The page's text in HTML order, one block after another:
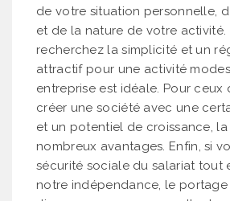
de votre situation personnelle,
et de la nature de votre activité.
recherchez la simplicité et un
attractif pour une activité
entreprise est idéale. Pour ceux
créer une société avec une
et un potentiel de croissance, la
nombreux avantages. Enfin, si
sécurité sociale du salariat tout
notre indépendance, le portage